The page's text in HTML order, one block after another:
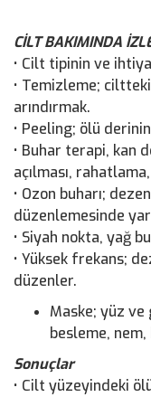
CİLT BAKIMINDA
• Cilt tipinin ve
• Temizleme;
arındırmak.
• Peeling; ölü
• Buhar terapi, kan
açılması,
• Ozon buharı;
düzenlemesinde
• Siyah nokta, yağ
• Yüksek frekans;
düzenler.
Maske; yüz ve
besleme,
Sonuçlar
• Cilt yüzeyindeki